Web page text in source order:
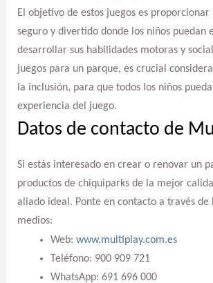
El objetivo de estos juegos es
seguro y divertido donde los niños puedan
desarrollar sus habilidades motoras y
juegos para un parque, es crucial
la inclusión, para que todos los niños
experiencia del juego.
Datos de contacto de
Si estás interesado en crear o renovar un
productos de chiquiparks de la mejor
aliado ideal. Ponte en contacto a través de
medios:
Web: www.multiplay.com.es
Teléfono: 900 909 721
WhatsApp: 691 696 000